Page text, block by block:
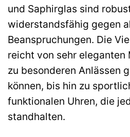
und Saphirglas sind
widerstandsfähig gegen
Beanspruchungen. Die
reicht von sehr eleganten
zu besonderen Anlässen
können, bis hin zu
funktionalen Uhren, die
standhalten.